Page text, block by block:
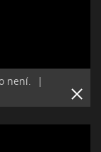
není.
|